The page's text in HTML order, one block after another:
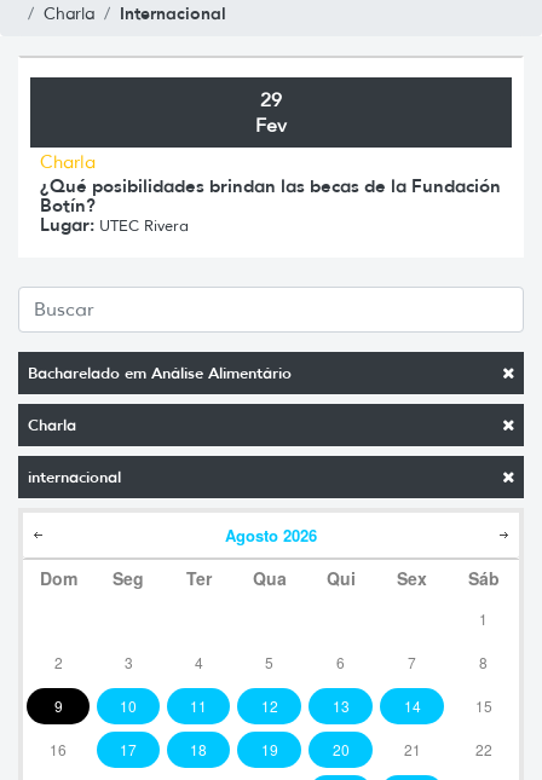
Charla
Internacional
Bacharelado em Análise Alimentário
Charla
internacional
Agosto 2026
Dom Seg Ter Qua Qui Sex Sáb
1
2 3 4 5 6 7 8
9 10 11 12 13 14 15
16 17 18 19 20 21 22
29
Fev
Charla
¿Qué posibilidades brindan las becas de la Fundación
Botín?
Lugar: UTEC Rivera